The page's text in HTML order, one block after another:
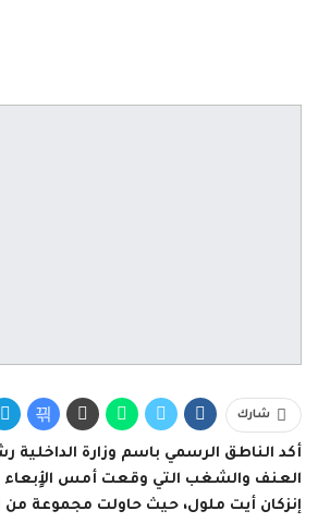
شارك
أكد الناطق الرسمي باسم وزارة الداخلية
العنف والشغب التي وقعت أمس الأٍبعاء
إنزكان أيت ملول، حيث حاولت مجموعة من